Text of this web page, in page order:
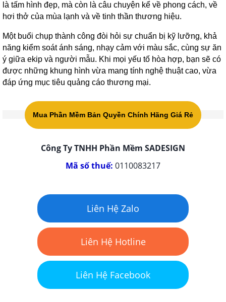
là tấm hình đẹp, mà còn là câu chuyện kể về phong cách, về
hơi thở của mùa lạnh và về tinh thần thương hiệu.
Một buổi chụp thành công đòi hỏi sự chuẩn bị kỹ lưỡng, khả
năng kiểm soát ánh sáng, nhạy cảm với màu sắc, cùng sự ăn
ý giữa ekip và người mẫu. Khi mọi yếu tố hòa hợp, bạn sẽ có
được những khung hình vừa mang tính nghệ thuật cao, vừa
đáp ứng mục tiêu quảng cáo thương mại.
Mua Phần Mềm Bản Quyền Chính Hãng Giá Rẻ
Công Ty TNHH Phần Mềm SADESIGN
Mã số thuế: 0110083217
Liên Hệ Zalo
Liên Hệ Hotline
Liên Hệ Facebook